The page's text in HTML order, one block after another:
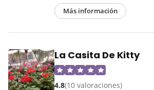
Más información
La Casita De Kitty
4.8(10 valoraciones)